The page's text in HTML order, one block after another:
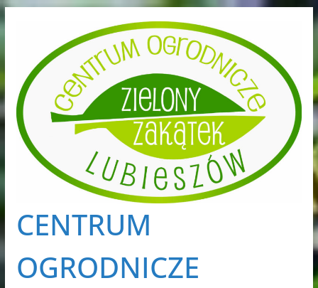
treści
CENTRUM
OGRODNICZE